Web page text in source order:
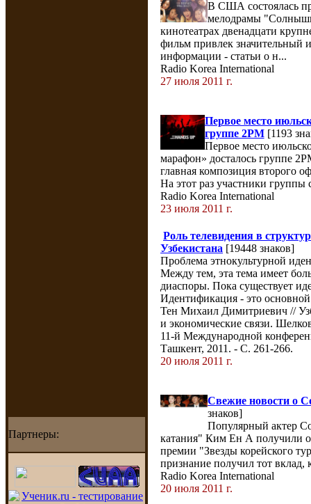
В США состоялась
мелодрамы
кинотеатрах двенадцати
фильм привлек значительный
информации - статьи о н...
Radio Korea International
27 июля 2011 г.
Первое место
группе 2PM[1193
Первое место
марафон» досталось группе
главная композиция второго
На этот раз участники группы
Radio Korea International
23 июля 2011 г.
Роль телевидения в
Узбекистана [19448 знаков]
Проблема этнокультурной
Между тем, эта тема имеет
диаспоры. Пока существует
Идентификация - это
Тен Михаил Димитриевич //
и экономические связи.
11-й Международной
Ташкент, 2011. - С. 261-266.
20 июля 2011 г.
Свежие новости о
знаков]
Популярный актер
катания" Ким Ен А получили
премии "Звезды корейского
признание получил тот
Radio Korea International
20 июля 2011 г.
Партнеры: